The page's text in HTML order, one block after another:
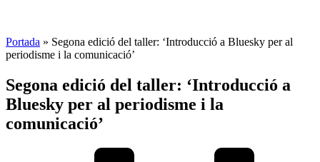
Portada » Segona edició del taller: ‘Introducció a Bluesky per al
periodisme i la comunicació’
Segona edició del taller: ‘Introducció a
Bluesky per al periodisme i la
comunicació’